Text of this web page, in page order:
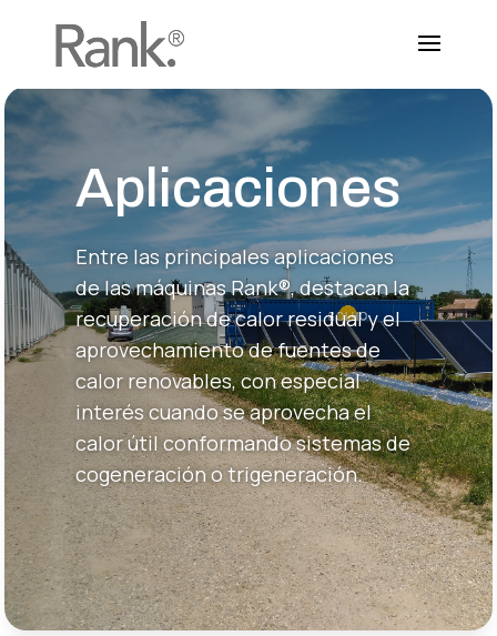
Aplicaciones
Entre las principales aplicaciones
de las máquinas Rank®, destacan la
recuperación de calor residual y el
aprovechamiento de fuentes de
calor renovables, con especial
interés cuando se aprovecha el
calor útil conformando sistemas de
cogeneración o trigeneración.